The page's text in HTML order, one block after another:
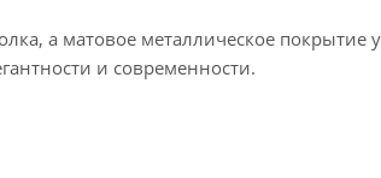
а матовое металлическое покрытие
и современности.